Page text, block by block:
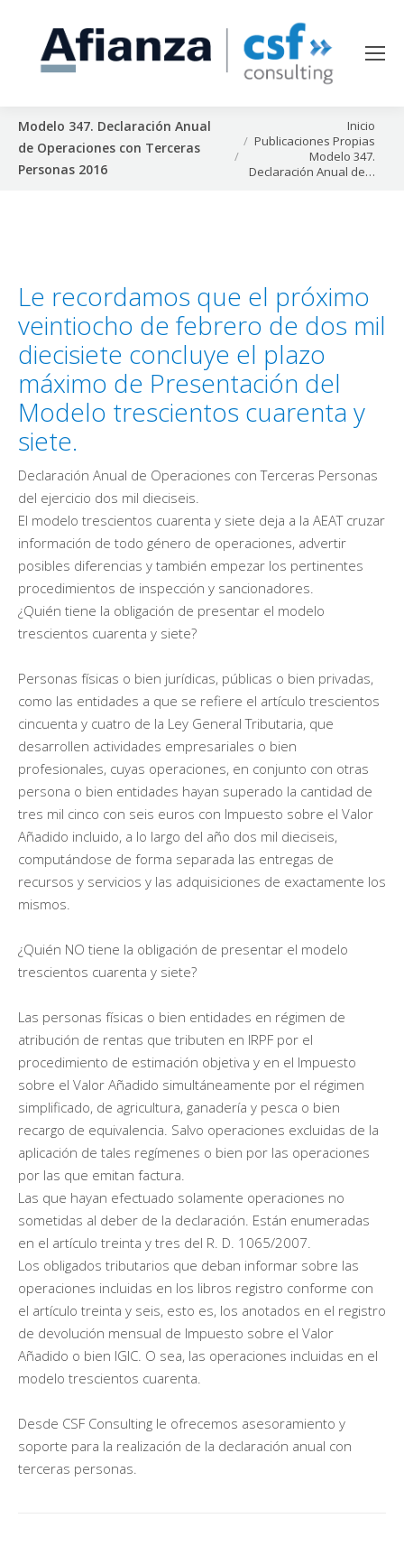
Modelo 347. Declaración Anual
de Operaciones con Terceras
Personas 2016
Inicio
Publicaciones Propias
Modelo 347.
Declaración Anual de…
Le recordamos que el próximo
veintiocho de febrero de dos mil
diecisiete concluye el plazo
máximo de Presentación del
Modelo trescientos cuarenta y
siete.
Declaración Anual de Operaciones con Terceras Personas
del ejercicio dos mil dieciseis.
El modelo trescientos cuarenta y siete deja a la AEAT cruzar
información de todo género de operaciones, advertir
posibles diferencias y también empezar los pertinentes
procedimientos de inspección y sancionadores.
¿Quién tiene la obligación de presentar el modelo
trescientos cuarenta y siete?
Personas físicas o bien jurídicas, públicas o bien privadas,
como las entidades a que se refiere el artículo trescientos
cincuenta y cuatro de la Ley General Tributaria, que
desarrollen actividades empresariales o bien
profesionales, cuyas operaciones, en conjunto con otras
persona o bien entidades hayan superado la cantidad de
tres mil cinco con seis euros con Impuesto sobre el Valor
Añadido incluido, a lo largo del año dos mil dieciseis,
computándose de forma separada las entregas de
recursos y servicios y las adquisiciones de exactamente los
mismos.
¿Quién NO tiene la obligación de presentar el modelo
trescientos cuarenta y siete?
Las personas físicas o bien entidades en régimen de
atribución de rentas que tributen en IRPF por el
procedimiento de estimación objetiva y en el Impuesto
sobre el Valor Añadido simultáneamente por el régimen
simplificado, de agricultura, ganadería y pesca o bien
recargo de equivalencia. Salvo operaciones excluidas de la
aplicación de tales regímenes o bien por las operaciones
por las que emitan factura.
Las que hayan efectuado solamente operaciones no
sometidas al deber de la declaración. Están enumeradas
en el artículo treinta y tres del R. D. 1065/2007.
Los obligados tributarios que deban informar sobre las
operaciones incluidas en los libros registro conforme con
el artículo treinta y seis, esto es, los anotados en el registro
de devolución mensual de Impuesto sobre el Valor
Añadido o bien IGIC. O sea, las operaciones incluidas en el
modelo trescientos cuarenta.
Desde CSF Consulting le ofrecemos asesoramiento y
soporte para la realización de la declaración anual con
terceras personas.